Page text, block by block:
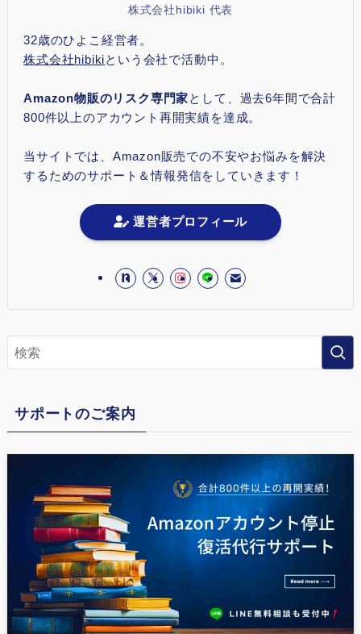
株式会社hibiki 代表
32歳のひよこ経営者。
株式会社hibikiという会社で活動中。
Amazon物販のリスク専門家として、過去6年間で合計
800件以上のアカウント再開実績を達成。
当サイトでは、Amazon販売での不安やお悩みを解決
するためのサポート＆情報発信をしていきます！
運営者プロフィール
サポートのご案内